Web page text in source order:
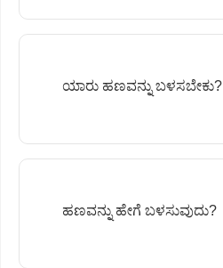
ಯಾರು ಹಣವನ್ನು ಬಳಸಬೇಕು?
ಹಣವನ್ನು ಹೇಗೆ ಬಳಸುವುದು?